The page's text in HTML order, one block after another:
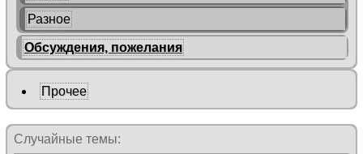
Разное
Обсуждения, пожелания
Прочее
Случайные темы: